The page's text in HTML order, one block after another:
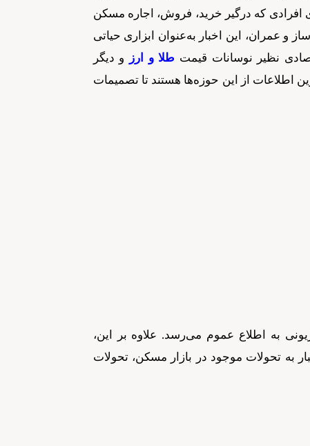
افرادی که درگیر خرید، فروش، اجاره مسکن
عمران، این اخبار به‌عنوان ابزاری حیاتی
نظیر نوسانات قیمت طلا و ارز و دیگر
اطلاعات از این حوزه‌ها هستند تا تصمیمات
به اطلاع عموم می‌رسد. علاوه بر این،
به تحولات موجود در بازار مسکن، تحولات